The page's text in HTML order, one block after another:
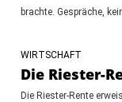
brachte. Gespräche,
WIRTSCHAFT
Die Riester-
Die Riester-Rente